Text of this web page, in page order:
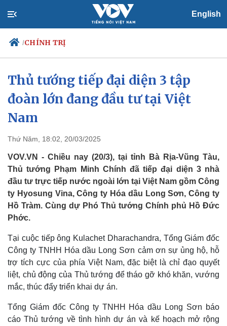
English
/CHÍNH TRỊ
Chính trị
Tổ chức nhân sự
Nhận diện sự thật
Xã hội
Việc làm
Biển đảo
Thủ tướng tiếp đại diện 3 tập
đoàn lớn đang đầu tư tại Việt
Nam
Thứ Năm, 18:02, 20/03/2025
VOV.VN - Chiều nay (20/3), tại tỉnh Bà Rịa-Vũng Tàu,
Thủ tướng Phạm Minh Chính đã tiếp đại diện 3 nhà
đầu tư trực tiếp nước ngoài lớn tại Việt Nam gồm Công
ty Hyosung Vina, Công ty Hóa dầu Long Sơn, Công ty
Hồ Tràm. Cùng dự Phó Thủ tướng Chính phủ Hồ Đức
Phớc.
Tại cuộc tiếp ông Kulachet Dharachandra, Tổng Giám đốc
Công ty TNHH Hóa dầu Long Sơn cảm ơn sự ủng hộ, hỗ
trợ tích cực của phía Việt Nam, đặc biệt là chỉ đạo quyết
liệt, chủ động của Thủ tướng để tháo gỡ khó khăn, vướng
mắc, thúc đẩy triển khai dự án.
Tổng Giám đốc Công ty TNHH Hóa dầu Long Sơn báo
cáo Thủ tướng về tình hình dự án và kế hoạch mở rộng